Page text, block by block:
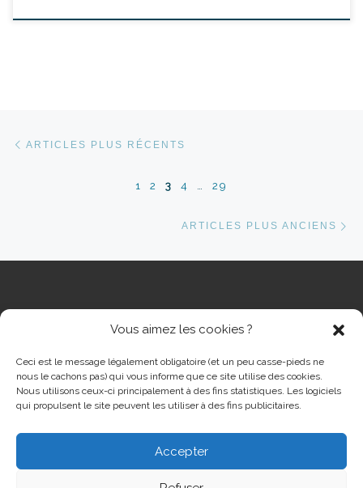
Vous aimez les cookies ?
Ceci est le message légalement obligatoire (et un peu casse-pieds ne
nous le cachons pas) qui vous informe que ce site utilise des cookies.
Nous utilisons ceux-ci principalement à des fins statistiques. Les logiciels
qui propulsent le site peuvent les utiliser à des fins publicitaires.
Accepter
Navigation dans les articles
ARTICLES PLUS RÉCENTS
1 2 3 4 29
ARTICLES PLUS ANCIENS
Cinéma Grand Ecran Serémange-Erzange
droits réservés